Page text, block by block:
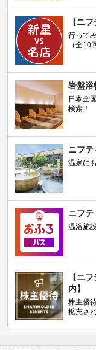
【ニ
行って
（全10
岩盤浴
日本全
検索！
ニフテ
温泉に
ニフテ
温浴施
【ニ
内】
株主優
拡充さ